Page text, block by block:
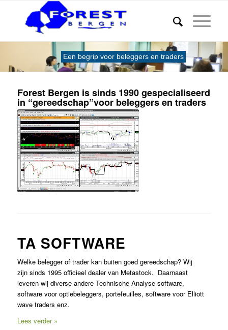
Een begrip voor beleggers en traders
Forest Bergen is sinds 1990 gespecialiseerd
in “gereedschap”voor beleggers en traders
TA SOFTWARE
Welke belegger of trader kan buiten goed gereedschap? Wij
zijn sinds 1995 officieel dealer van Metastock. Daarnaast
leveren wij diverse andere Technische Analyse software,
software voor optiebeleggers, portefeuilles, software voor Elliott
wave traders enz.
Lees verder »